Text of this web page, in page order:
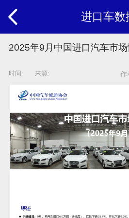
进口车数
2025年9月中国进口汽车市
时间: 来源: 作